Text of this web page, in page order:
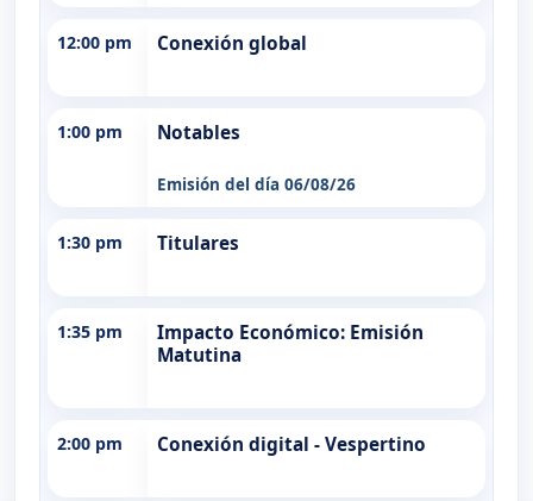
12:00 pm Conexión global
1:00 pm Notables
Emisión del día 06/08/26
1:30 pm Titulares
1:35 pm
Impacto Económico: Emisión
Matutina
2:00 pm Conexión digital - Vespertino